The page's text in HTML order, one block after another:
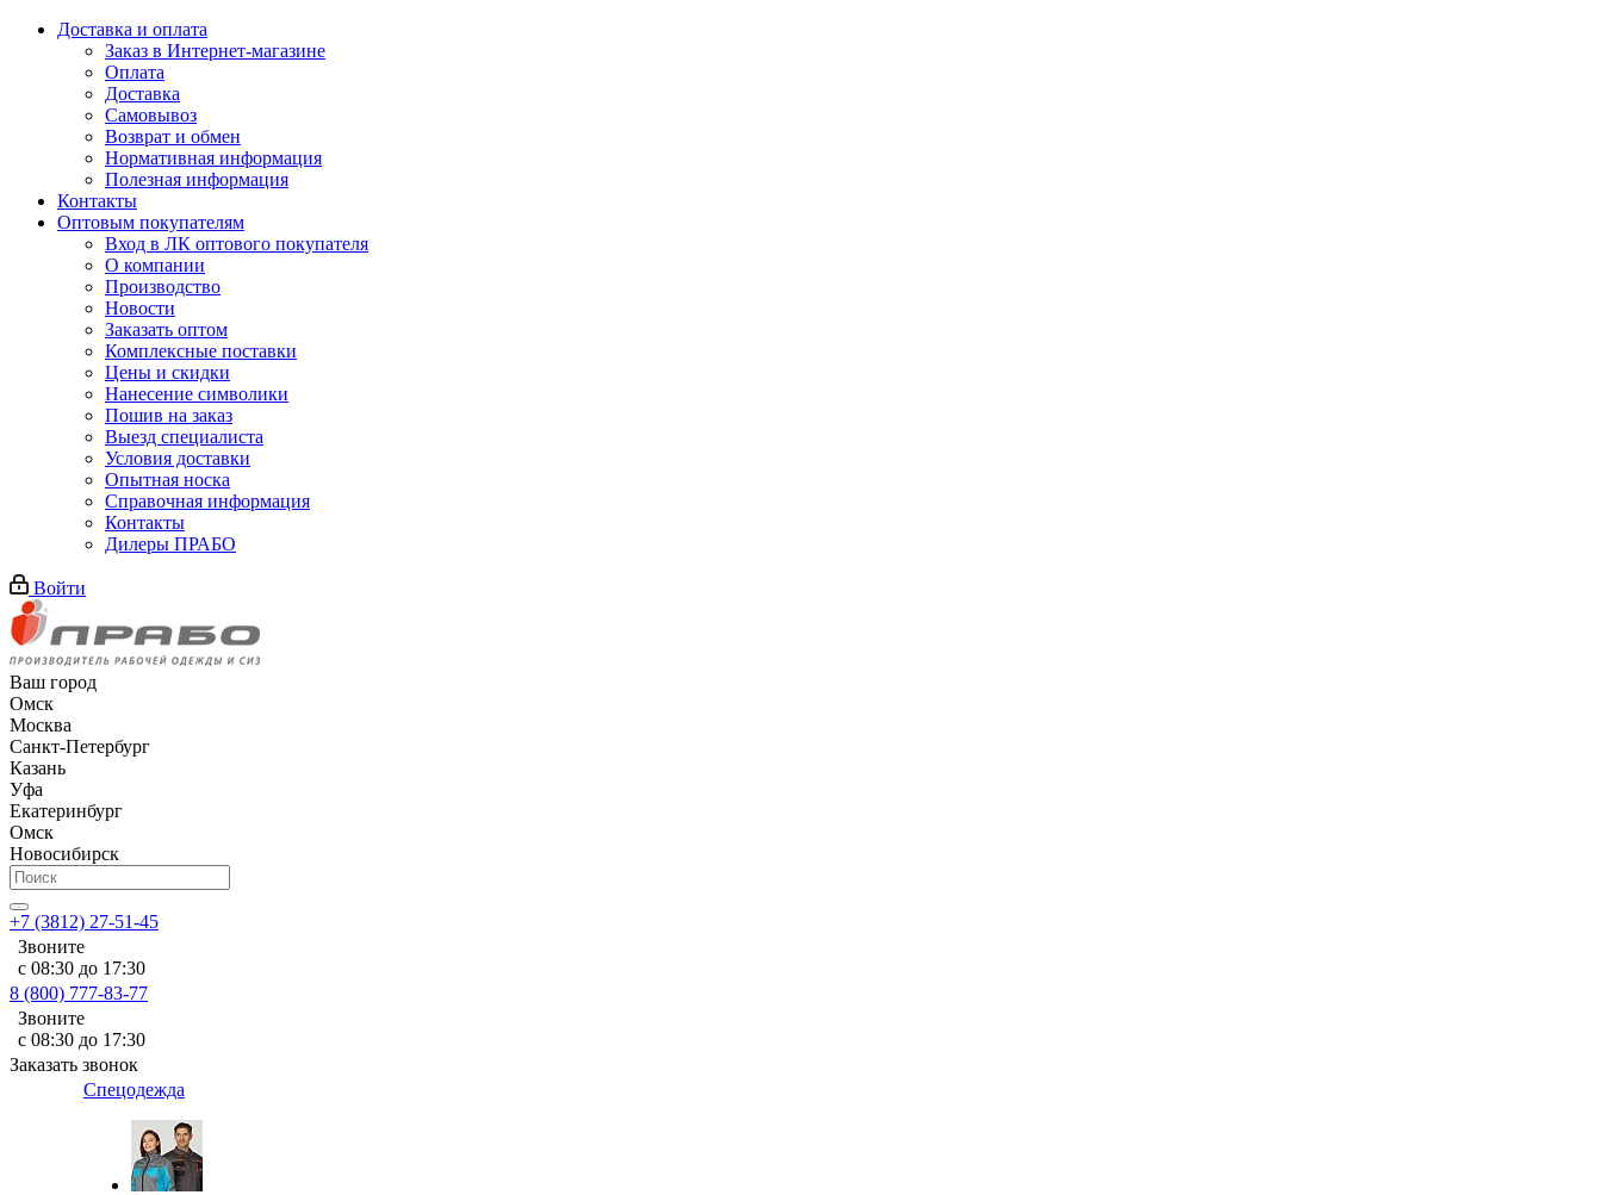
Доставка и оплата
Заказ в Интернет-магазине
Оплата
Доставка
Самовывоз
Возврат и обмен
Нормативная информация
Полезная информация
Контакты
Оптовым покупателям
Вход в ЛК оптового покупателя
О компании
Производство
Новости
Заказать оптом
Комплексные поставки
Цены и скидки
Нанесение символики
Пошив на заказ
Выезд специалиста
Условия доставки
Опытная носка
Справочная информация
Контакты
Дилеры ПРАБО
Войти
Ваш город
Омск
Москва
Санкт-Петербург
Казань
Уфа
Екатеринбург
Омск
Новосибирск
+7 (3812) 27-51-45
Звоните
с 08:30 до 17:30
8 (800) 777-83-77
Звоните
с 08:30 до 17:30
Заказать звонок
Спецодежда